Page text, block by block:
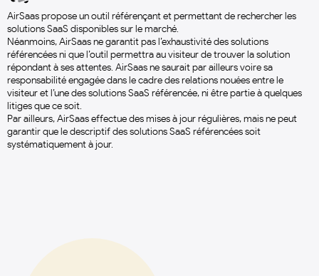
AirSaas propose un outil référençant et permettant de rechercher les
solutions SaaS disponibles sur le marché.
Néanmoins, AirSaas ne garantit pas l’exhaustivité des solutions
référencées ni que l’outil permettra au visiteur de trouver la solution
répondant à ses attentes. AirSaas ne saurait par ailleurs voire sa
responsabilité engagée dans le cadre des relations nouées entre le
visiteur et l’une des solutions SaaS référencée, ni être partie à quelques
litiges que ce soit.
Par ailleurs, AirSaas effectue des mises à jour régulières, mais ne peut
garantir que le descriptif des solutions SaaS référencées soit
systématiquement à jour.